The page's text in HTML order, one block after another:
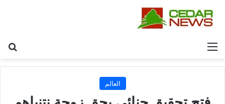
القائمة
العالم